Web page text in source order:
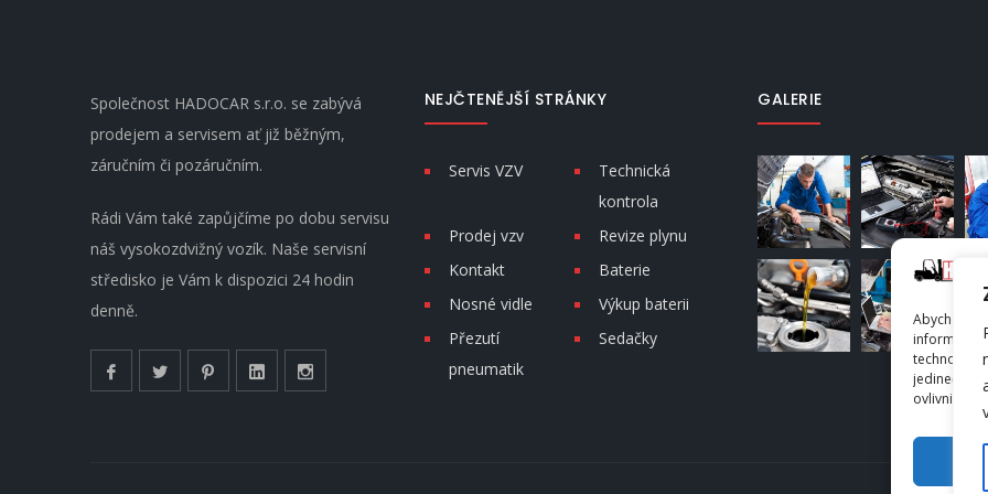
Abychom
informacím
jedinečná
ovlivnit
Společnost HADOCAR s.r.o. se zabývá
prodejem a servisem ať již běžným,
záručním či pozáručním.
Rádi Vám také zapůjčíme po dobu servisu
náš vysokozdvižný vozík. Naše servisní
středisko je Vám k dispozici 24 hodin
denně.
NEJČTENĚJŠÍ STRÁNKY
Servis VZV
Technická
kontrola
Prodej vzv
Revize plynu
Kontakt
Baterie
Nosné vidle
Výkup baterii
Přezutí
pneumatik
Sedačky
GALERIE